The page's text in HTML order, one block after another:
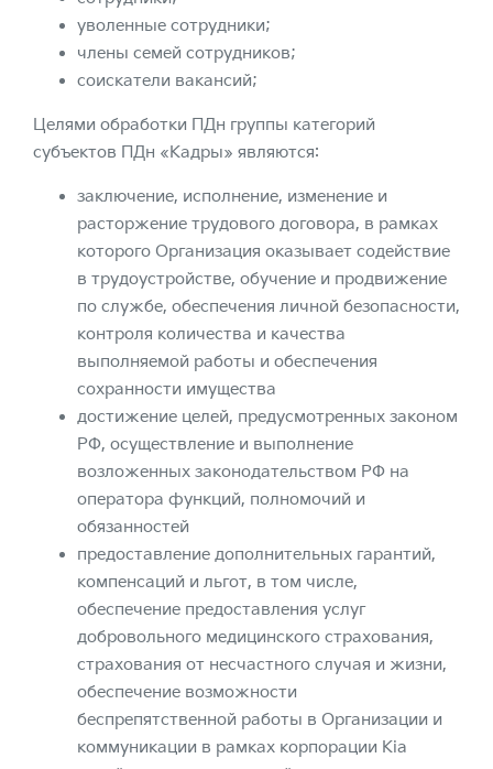
уволенные сотрудники;
члены семей сотрудников;
соискатели вакансий;
Целями обработки ПДн группы категорий
субъектов ПДн «Кадры» являются:
заключение, исполнение, изменение и
расторжение трудового договора, в рамках
которого Организация оказывает содействие
в трудоустройстве, обучение и продвижение
по службе, обеспечения личной безопасности,
контроля количества и качества
выполняемой работы и обеспечения
сохранности имущества
достижение целей, предусмотренных законом
РФ, осуществление и выполнение
возложенных законодательством РФ на
оператора функций, полномочий и
обязанностей
предоставление дополнительных гарантий,
компенсаций и льгот, в том числе,
обеспечение предоставления услуг
добровольного медицинского страхования,
страхования от несчастного случая и жизни,
обеспечение возможности
беспрепятственной работы в Организации и
коммуникации в рамках корпорации Kia